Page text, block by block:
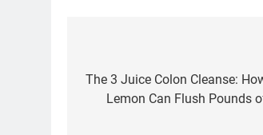
navigation
The 3 Juice Colon Cleanse:
Lemon Can Flush Pounds